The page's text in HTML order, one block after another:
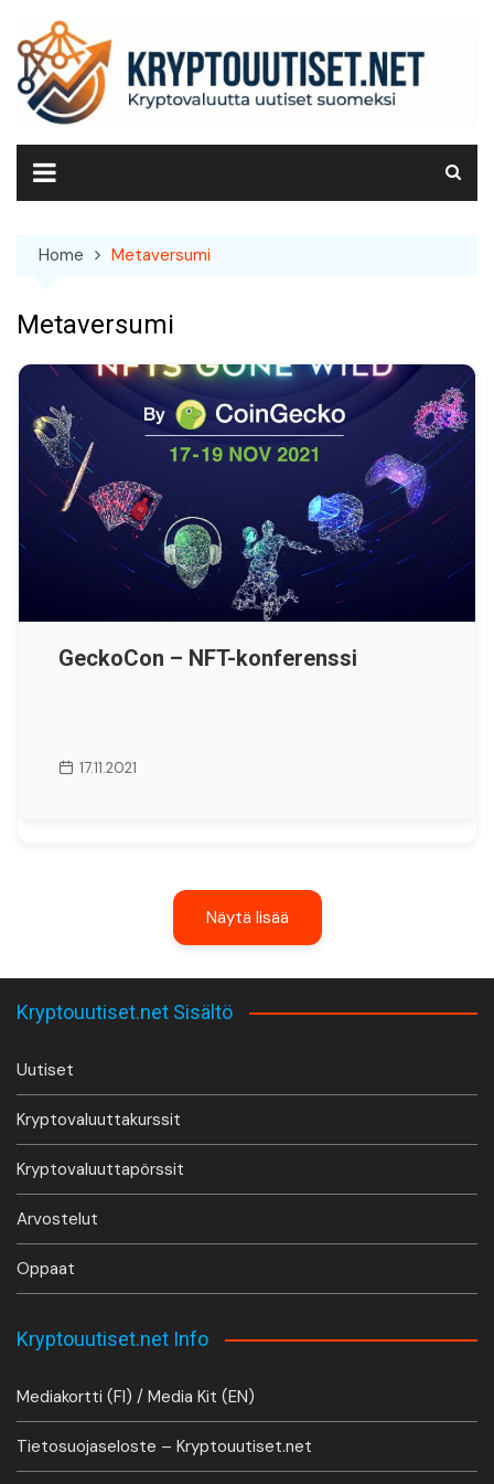
content
Home Metaversumi
Metaversumi
GeckoCon – NFT-konferenssi
17.11.2021
Näytä lisää
Kryptouutiset.net Sisältö
Uutiset
Kryptovaluuttakurssit
Kryptovaluuttapörssit
Arvostelut
Oppaat
Kryptouutiset.net Info
Mediakortti (FI) / Media Kit (EN)
Tietosuojaseloste – Kryptouutiset.net